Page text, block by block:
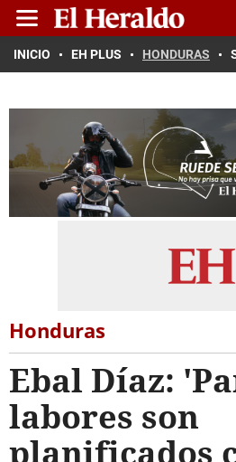
INICIO EH PLUS HONDURAS
Honduras
Ebal Díaz:
labores son
planificados